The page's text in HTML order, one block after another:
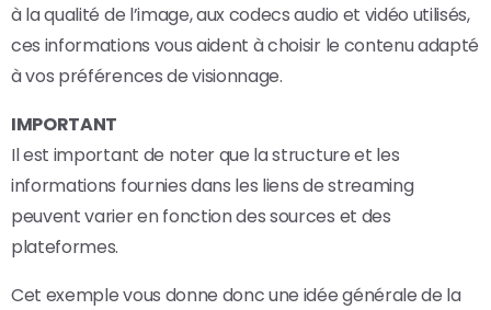
à la qualité de l’image, aux codecs audio et vidéo utilisés,
ces informations vous aident à choisir le contenu adapté
à vos préférences de visionnage.
IMPORTANT
Il est important de noter que la structure et les
informations fournies dans les liens de streaming
peuvent varier en fonction des sources et des
plateformes.
Cet exemple vous donne donc une idée générale de la